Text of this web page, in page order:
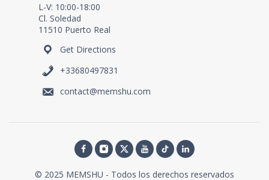
L-V: 10:00-18:00
Cl. Soledad
11510 Puerto Real
Get Directions
+33680497831
contact@memshu.com
© 2025 MEMSHU - Todos los derechos reservados